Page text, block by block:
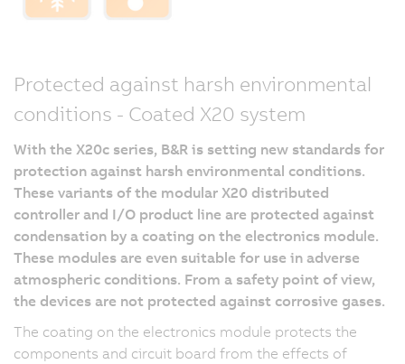
Protected against harsh environmental
conditions - Coated X20 system
With the X20c series, B&R is setting new standards for
protection against harsh environmental conditions.
These variants of the modular X20 distributed
controller and I/O product line are protected against
condensation by a coating on the electronics module.
These modules are even suitable for use in adverse
atmospheric conditions. From a safety point of view,
the devices are not protected against corrosive gases.
The coating on the electronics module protects the
components and circuit board from the effects of